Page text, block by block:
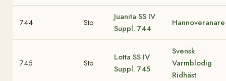
744 Sto
Juanita SS IV
Suppl. 744
Hannoveranare
745 Sto
Lotta SS IV
Suppl. 745
Svensk
Varmblodig
Ridhäst